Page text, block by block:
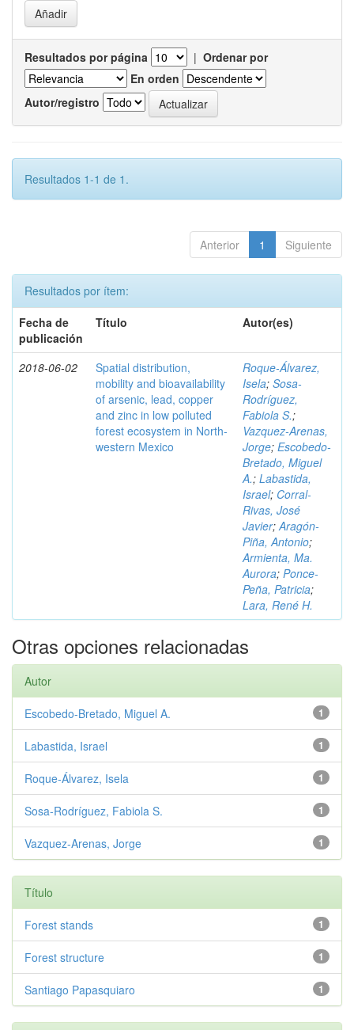
Resultados por página | Ordenar por
En orden
Autor/registro
Resultados 1-1 de 1.
Anterior 1 Siguiente
Resultados por ítem:
Fecha de
publicación
Título Autor(es)
2018-06-02
Spatial distribution,
mobility and bioavailability
of arsenic, lead, copper
and zinc in low polluted
forest ecosystem in North-
western Mexico
Roque-Álvarez,
Isela; Sosa-
Rodríguez,
Fabiola S.;
Vazquez-Arenas,
Jorge; Escobedo-
Bretado, Miguel
A.; Labastida,
Israel; Corral-
Rivas, José
Javier;Aragón-
Piña, Antonio;
Armienta, Ma.
Aurora; Ponce-
Peña, Patricia;
Lara, René H.
Otras opciones relacionadas
Autor
1
Escobedo-Bretado, Miguel A.
1
Labastida, Israel
1
Roque-Álvarez, Isela
1
Sosa-Rodríguez, Fabiola S.
1
Vazquez-Arenas, Jorge
Título
1
Forest stands
1
Forest structure
1
Santiago Papasquiaro